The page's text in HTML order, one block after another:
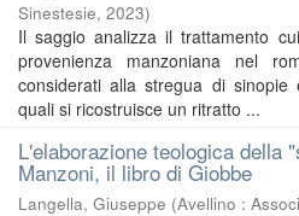
Sinestesie, 2023)
Il saggio analizza il trattamento
provenienza manzoniana nel
considerati alla stregua di
quali si ricostruisce un ritratto ...
L'elaborazione teologica della
Manzoni, il libro di Giobbe
Langella, Giuseppe (Avellino :